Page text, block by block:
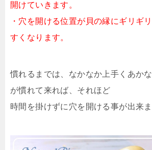
開けていきます。
・穴を開ける位置が貝の縁にギリギ
すくなります。
慣れるまでは、なかなか上手くあか
が慣れて来れば、それほど
時間を掛けずに穴を開ける事が出来ま